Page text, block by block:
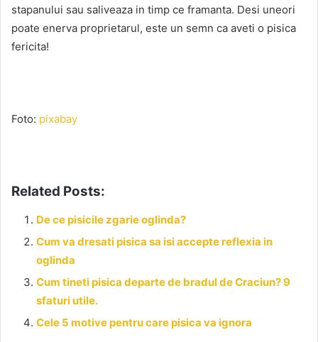
stapanului sau saliveaza in timp ce framanta. Desi uneori
poate enerva proprietarul, este un semn ca aveti o pisica
fericita!
Foto: pixabay
Related Posts:
De ce pisicile zgarie oglinda?
Cum va dresati pisica sa isi accepte reflexia in
oglinda
Cum tineti pisica departe de bradul de Craciun? 9
sfaturi utile.
Cele 5 motive pentru care pisica va ignora